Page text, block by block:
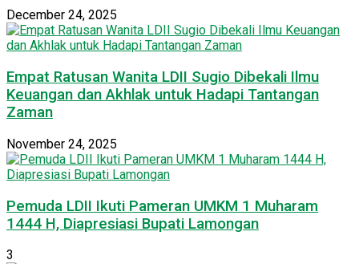
December 24, 2025
Empat Ratusan Wanita LDII Sugio Dibekali Ilmu
Keuangan dan Akhlak untuk Hadapi Tantangan
Zaman
November 24, 2025
Pemuda LDII Ikuti Pameran UMKM 1 Muharam
1444 H, Diapresiasi Bupati Lamongan
3